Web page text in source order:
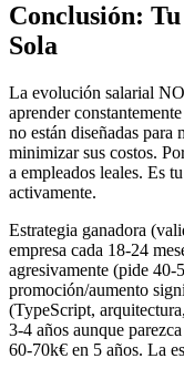
Conclusión:
Sola
La evolución salarial
aprender
no están diseñadas
minimizar sus costos.
a empleados leales. Es
activamente.
Estrategia ganadora
empresa cada 18-24
agresivamente (pide 40-
promoción/aumento
(TypeScript,
3-4 años aunque
60-70k€ en 5 años. La